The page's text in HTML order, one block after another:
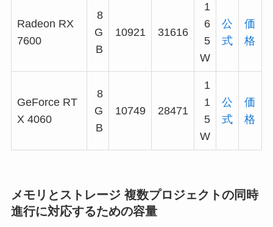
Radeon RX
7600
8
G
B
10921 31616
1
6
5
W
公
式
価
格
GeForce RT
X 4060
8
G
B
10749 28471
1
1
5
W
公
式
価
格
メモリとストレージ 複数プロジェクトの同時
進行に対応するための容量